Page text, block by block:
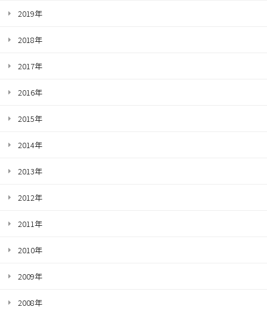
2019年
2018年
2017年
2016年
2015年
2014年
2013年
2012年
2011年
2010年
2009年
2008年